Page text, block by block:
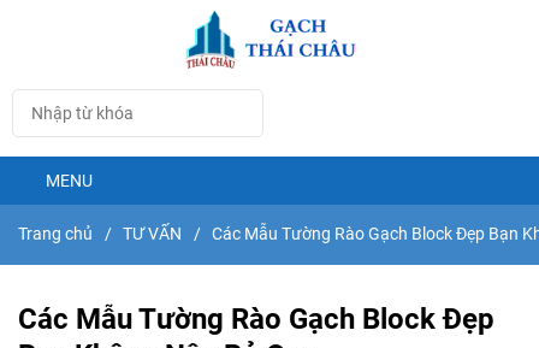
MENU
Trang chủ / TƯ VẤN / Các Mẫu Tường Rào Gạch Block Đẹp Bạn
Các Mẫu Tường Rào Gạch Block Đẹp